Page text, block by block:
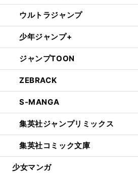
ウルトラジャンプ
少年ジャンプ+
ジャンプTOON
ZEBRACK
S-MANGA
集英社ジャンプリミックス
集英社コミック文庫
少女マンガ